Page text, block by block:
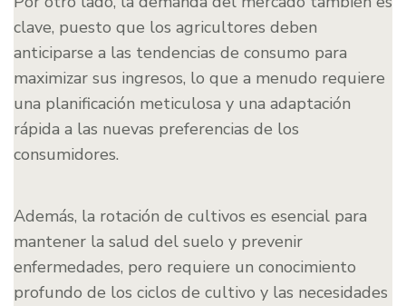
clave, puesto que los agricultores deben
anticiparse a las tendencias de consumo para
maximizar sus ingresos, lo que a menudo requiere
una planificación meticulosa y una adaptación
rápida a las nuevas preferencias de los
consumidores.
Además, la rotación de cultivos es esencial para
mantener la salud del suelo y prevenir
enfermedades, pero requiere un conocimiento
profundo de los ciclos de cultivo y las necesidades